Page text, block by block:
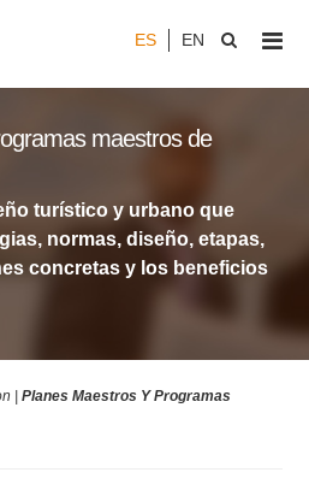
ES EN
maestros de
turístico y urbano que
normas, diseño, etapas,
concretas y los beneficios
|Planes Maestros Y Programas